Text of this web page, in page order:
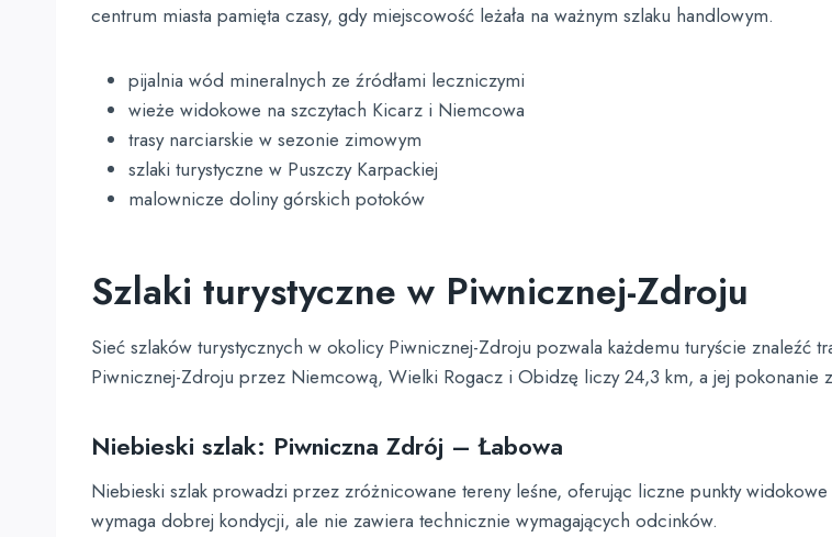
centrum miasta pamięta czasy, gdy miejscowość leżała na ważnym szlaku handlowym.
pijalnia wód mineralnych ze źródłami leczniczymi
wieże widokowe na szczytach Kicarz i Niemcowa
trasy narciarskie w sezonie zimowym
szlaki turystyczne w Puszczy Karpackiej
malownicze doliny górskich potoków
Szlaki turystyczne w Piwnicznej-Zdroju
Sieć szlaków turystycznych w okolicy Piwnicznej-Zdroju pozwala każdemu turyście znaleźć
Piwnicznej-Zdroju przez Niemcową, Wielki Rogacz i Obidzę liczy 24,3 km, a jej pokonanie
Niebieski szlak: Piwniczna Zdrój – Łabowa
Niebieski szlak prowadzi przez zróżnicowane tereny leśne, oferując liczne punkty
wymaga dobrej kondycji, ale nie zawiera technicznie wymagających odcinków.